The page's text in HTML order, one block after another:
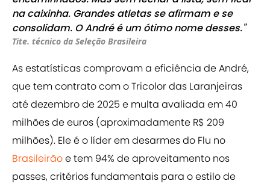
na caixinha. Grandes atletas se afirmam e se
consolidam. O André é um ótimo nome desses."
Tite. técnico da Seleção Brasileira
As estatísticas comprovam a eficiência de André,
que tem contrato com o Tricolor das Laranjeiras
até dezembro de 2025 e multa avaliada em 40
milhões de euros (aproximadamente R$ 209
milhões). Ele é o líder em desarmes do Flu no
Brasileirãoe tem 94% de aproveitamento nos
passes, critérios fundamentais para o estilo de